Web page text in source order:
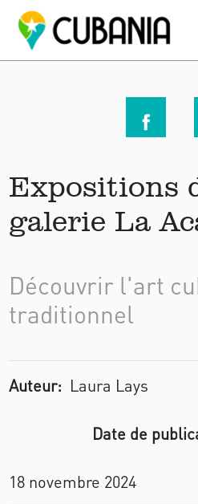
Expositions
galerie La
Découvrir l'art
traditionnel
Auteur: Laura Lays
Date de
18 novembre 2024